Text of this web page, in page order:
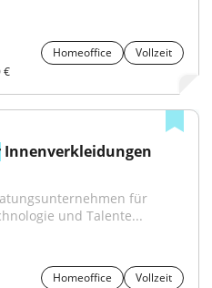
Homeoffice
Vollzeit
€
Innenverkleidungen
für
und Talente...
Homeoffice
Vollzeit